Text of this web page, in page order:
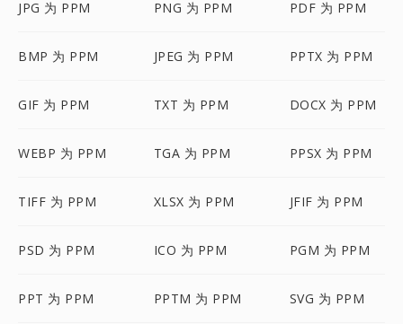
JPG 为 PPM PNG 为 PPM PDF 为 PPM
BMP 为 PPM JPEG 为 PPM PPTX 为 PPM
GIF 为 PPM TXT 为 PPM DOCX 为 PPM
WEBP 为 PPM TGA 为 PPM PPSX 为 PPM
TIFF 为 PPM XLSX 为 PPM JFIF 为 PPM
PSD 为 PPM ICO 为 PPM PGM 为 PPM
PPT 为 PPM PPTM 为 PPM SVG 为 PPM